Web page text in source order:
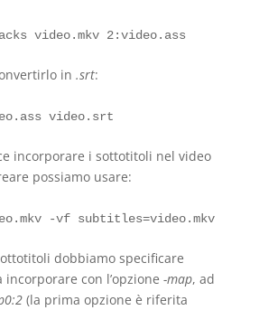
in .srt:
incorporare i sottotitoli nel video
possiamo usare:
dobbiamo specificare
con l’opzione -map, ad
(la prima opzione è riferita